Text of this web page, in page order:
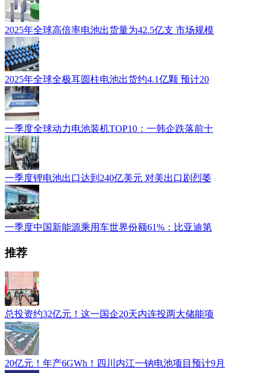
2025年全球高倍率电池出货量为42.5亿支 市场规模
2025年全球全极耳圆柱电池出货约4.1亿颗 预计20
一季度全球动力电池装机TOP10：一韩企跌落前十
一季度锂电池出口达到240亿美元 对美出口剧烈萎
一季度中国新能源乘用车世界份额61%：比亚迪第
推荐
总投资约32亿元！这一国企20天内连投两大储能项
20亿元！年产6GWh！四川内江一钠电池项目预计9月